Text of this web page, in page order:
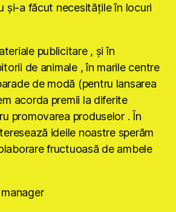
şi-a făcut necesităţile în locuri
publicitare , şi în
de animale , în marile centre
de modă (pentru lansarea
acorda premii la diferite
promovarea produselor . În
ideile noastre sperăm
fructuoasă de ambele